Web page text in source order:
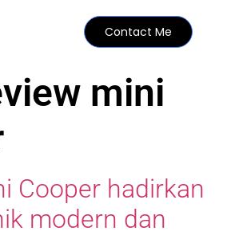
Contact Me
mini
Cooper hadirkan
modern dan